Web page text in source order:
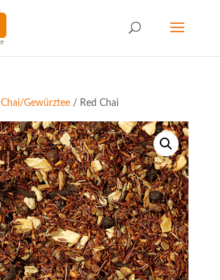
Chai/Gewürztee/ Red Chai